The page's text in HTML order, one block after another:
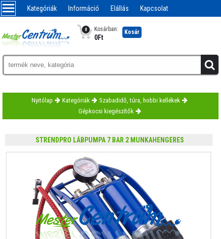
Kategóriák Információ Elállás Kapcsolat
0 Kosárban:
0Ft
Kosár
Nyitólap Kategóriák
Szabadidő, túra, hobbi kellékek
Gépkocsi kiegészítők
STRENDPRO LÁBPUMPA 7 BAR 2 MUNKAHENGERES